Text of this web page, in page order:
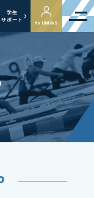
学生
サポート
My UNIVAS